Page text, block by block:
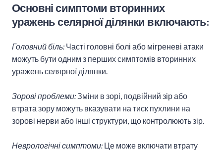
Основні симптоми вторинних
уражень селярної ділянки включають:
Головний біль: Часті головні болі або мігреневі атаки
можуть бути одним з перших симптомів вторинних
уражень селярної ділянки.
Зорові проблеми:Зміни в зорі, подвійний зір або
втрата зору можуть вказувати на тиск пухлини на
зорові нерви або інші структури, що контролюють зір.
Неврологічні симптоми: Це може включати втрату